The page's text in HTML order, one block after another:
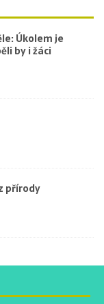
Úkolem je
by i žáci
přírody